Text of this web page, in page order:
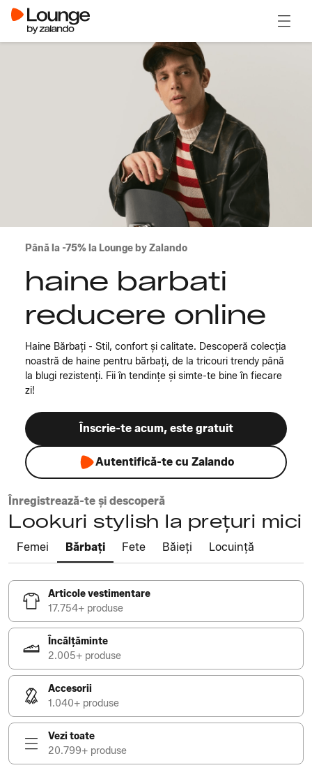
Până la -75% la Lounge by Zalando
haine barbati
reducere online
Haine Bărbați - Stil, confort și calitate. Descoperă colecția
noastră de haine pentru bărbați, de la tricouri trendy până
la blugi rezistenți. Fii în tendințe și simte-te bine în fiecare
zi!
Înscrie-te acum, este gratuit
Autentifică-te cu Zalando
Înregistrează-te și descoperă
Lookuri stylish la prețuri mici
Femei Bărbați Fete Băieți Locuință
Articole vestimentare
17.754+ produse
Încălțăminte
2.005+ produse
Accesorii
1.040+ produse
Vezi toate
20.799+ produse